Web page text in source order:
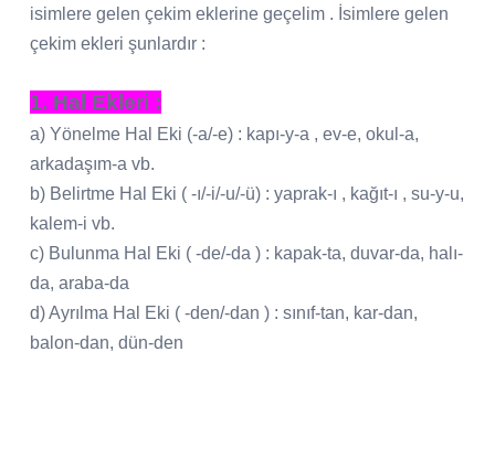
isimlere gelen çekim eklerine geçelim . İsimlere gelen
çekim ekleri şunlardır :
1. Hal Ekleri :
a) Yönelme Hal Eki (-a/-e) : kapı-y-a , ev-e, okul-a,
arkadaşım-a vb.
b) Belirtme Hal Eki ( -ı/-i/-u/-ü) : yaprak-ı , kağıt-ı , su-y-u,
kalem-i vb.
c) Bulunma Hal Eki ( -de/-da ) : kapak-ta, duvar-da, halı-
da, araba-da
d) Ayrılma Hal Eki ( -den/-dan ) : sınıf-tan, kar-dan,
balon-dan, dün-den